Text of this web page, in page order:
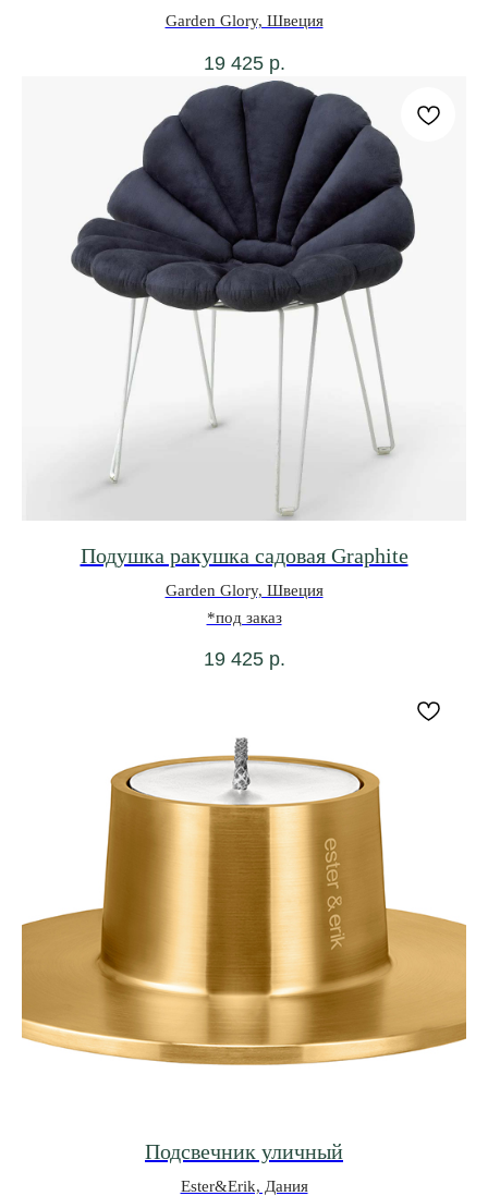
Garden Glory, Швеция
19 425 р.
Подушка ракушка садовая Graphite
Garden Glory, Швеция
*под заказ
19 425 р.
Подсвечник уличный
Ester&Erik, Дания